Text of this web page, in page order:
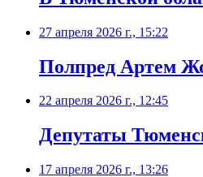
27 апреля 2026 г., 15:22
Полпред Артем
22 апреля 2026 г., 12:45
Депутаты
17 апреля 2026 г., 13:26